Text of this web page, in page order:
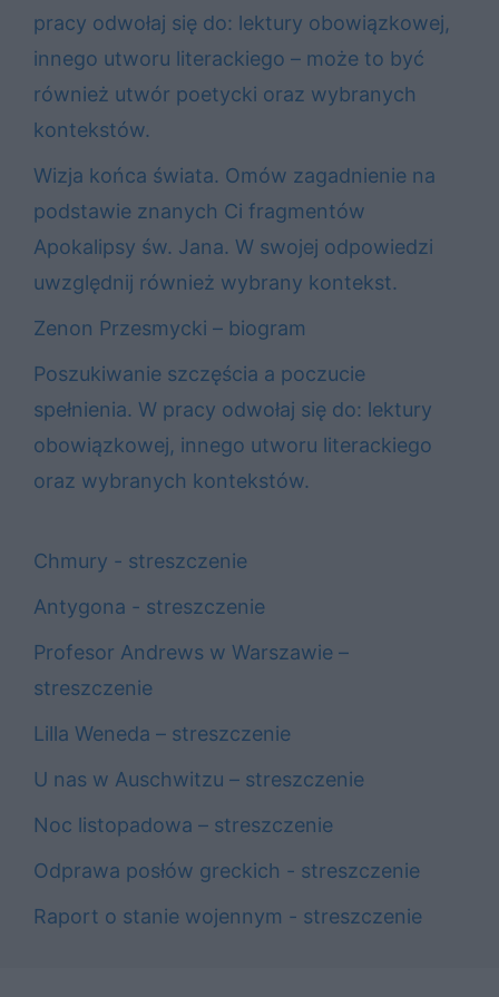
pracy odwołaj się do: lektury obowiązkowej,
innego utworu literackiego – może to być
również utwór poetycki oraz wybranych
kontekstów.
Wizja końca świata. Omów zagadnienie na
podstawie znanych Ci fragmentów
Apokalipsy św. Jana. W swojej odpowiedzi
uwzględnij również wybrany kontekst.
Zenon Przesmycki – biogram
Poszukiwanie szczęścia a poczucie
spełnienia. W pracy odwołaj się do: lektury
obowiązkowej, innego utworu literackiego
oraz wybranych kontekstów.
Chmury - streszczenie
Antygona - streszczenie
Profesor Andrews w Warszawie –
streszczenie
Lilla Weneda – streszczenie
U nas w Auschwitzu – streszczenie
Noc listopadowa – streszczenie
Odprawa posłów greckich - streszczenie
Raport o stanie wojennym - streszczenie